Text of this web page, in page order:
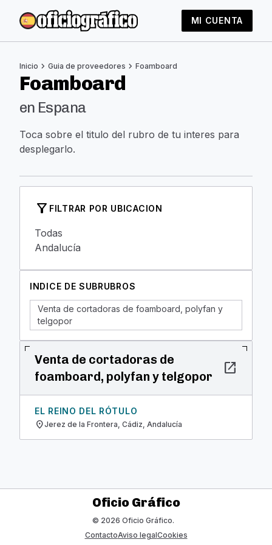
MI CUENTA
Inicio chevron_right Guia de proveedores chevron_right Foamboard
Foamboard
en Espana
Toca sobre el titulo del rubro de tu interes para
desplegarlo.
filter_alt FILTRAR POR UBICACION
Todas
Andalucía
INDICE DE SUBRUBROS
Venta de cortadoras de foamboard, polyfan y
telgopor
Venta de cortadoras de
foamboard, polyfan y telgopor
open_in_new
EL REINO DEL RÓTULO
location_onJerez de la Frontera, Cádiz, Andalucía
Oficio Gráfico
© 2026 Oficio Gráfico.
ContactoAviso legalCookies